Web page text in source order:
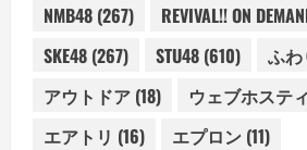
NMB48 (267) REVIVAL!! ON
SKE48 (267) STU48 (610) ふわ
アウトドア (18) ウェブホステ
エアトリ (16) エプロン (11)